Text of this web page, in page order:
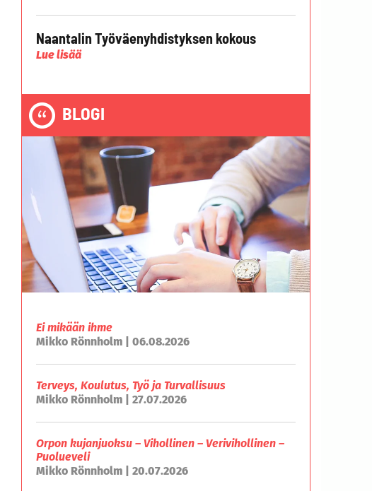
Naantalin Työväenyhdistyksen kokous
Lue lisää
BLOGI
Ei mikään ihme
Mikko Rönnholm | 06.08.2026
Terveys, Koulutus, Työ ja Turvallisuus
Mikko Rönnholm | 27.07.2026
Orpon kujanjuoksu – Vihollinen – Verivihollinen –
Puolueveli
Mikko Rönnholm | 20.07.2026